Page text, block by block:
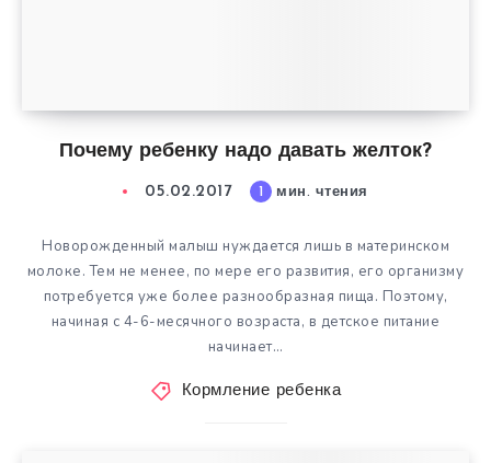
Почему ребенку надо давать желток?
05.02.2017 1 мин. чтения
Новорожденный малыш нуждается лишь в материнском
молоке. Тем не менее, по мере его развития, его организму
потребуется уже более разнообразная пища. Поэтому,
начиная с 4-6-месячного возраста, в детское питание
начинает…
Кормление ребенка